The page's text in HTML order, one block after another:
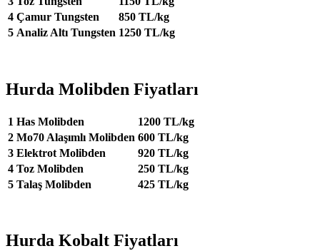
4 Çamur Tungsten
850 TL/kg
5 Analiz Altı Tungsten 1250 TL/kg
Hurda Molibden Fiyatları
1 Has Molibden
1200 TL/kg
2 Mo70 Alaşımlı Molibden 600 TL/kg
3 Elektrot Molibden
920 TL/kg
4 Toz Molibden
250 TL/kg
5 Talaş Molibden 425 TL/kg
Hurda Kobalt Fiyatları